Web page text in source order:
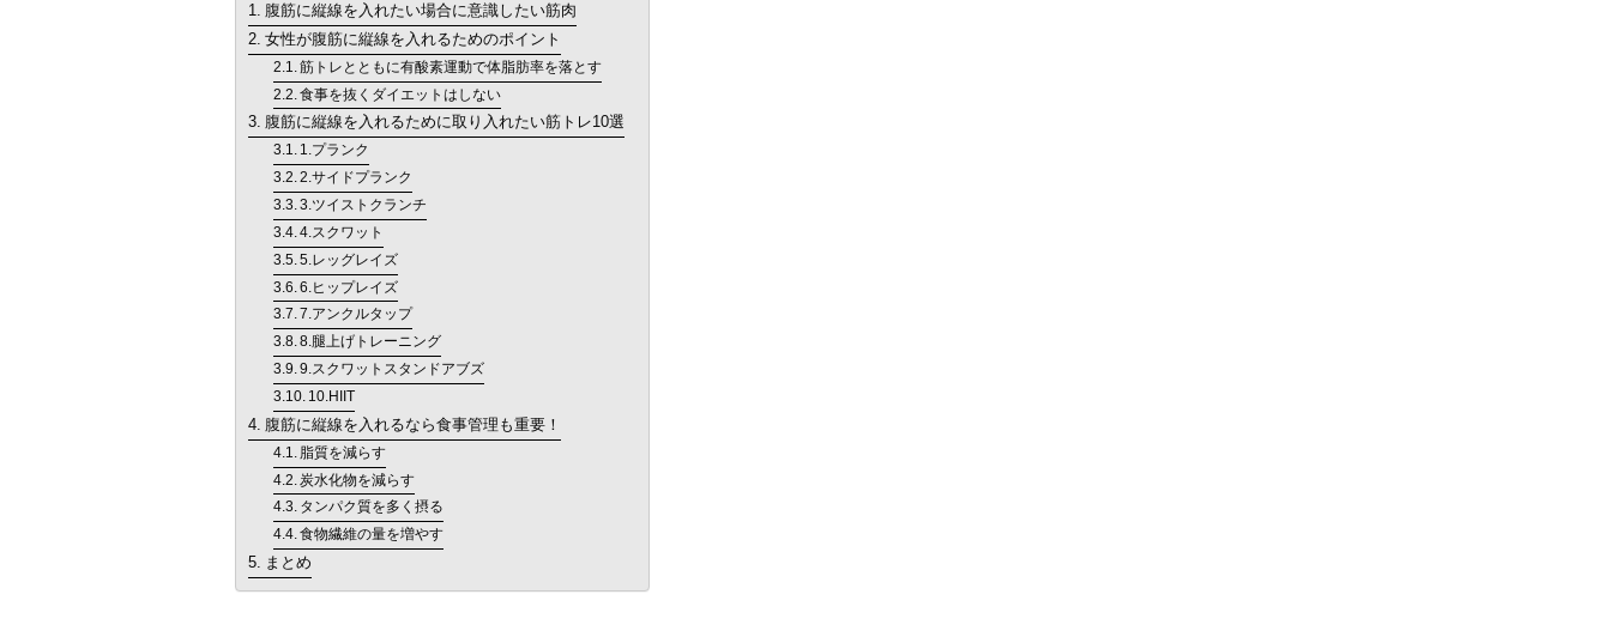
腹筋に縦線を入れたい場合に意識したい筋肉
女性が腹筋に縦線を入れるためのポイント
筋トレとともに有酸素運動で体脂肪率を落とす
食事を抜くダイエットはしない
腹筋に縦線を入れるために取り入れたい筋トレ10選
1.プランク
2.サイドプランク
3.ツイストクランチ
4.スクワット
5.レッグレイズ
6.ヒップレイズ
7.アンクルタップ
8.腿上げトレーニング
9.スクワットスタンドアブズ
10.HIIT
腹筋に縦線を入れるなら食事管理も重要！
脂質を減らす
炭水化物を減らす
タンパク質を多く摂る
食物繊維の量を増やす
まとめ